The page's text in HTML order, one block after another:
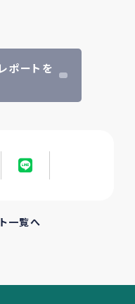
ポートを
一覧へ